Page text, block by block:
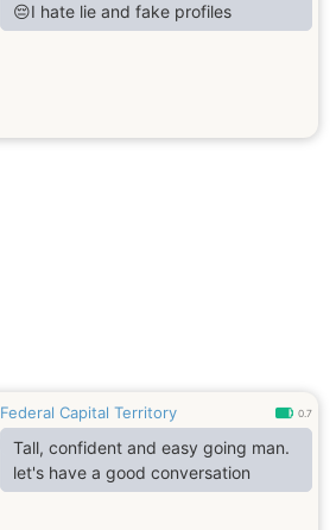
😔I hate lie and fake profiles
Federal Capital Territory 0.7
Tall, confident and easy going man.
let's have a good conversation